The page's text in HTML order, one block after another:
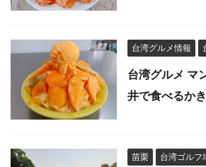
台湾グルメ情報
台湾グルメ マ
井で食べるか
苗栗 台湾ゴルフ